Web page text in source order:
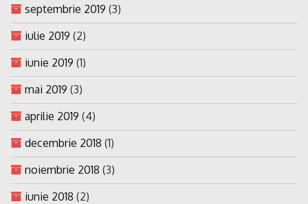
septembrie 2019 (3)
iulie 2019 (2)
iunie 2019 (1)
mai 2019 (3)
aprilie 2019 (4)
decembrie 2018 (1)
noiembrie 2018 (3)
iunie 2018 (2)